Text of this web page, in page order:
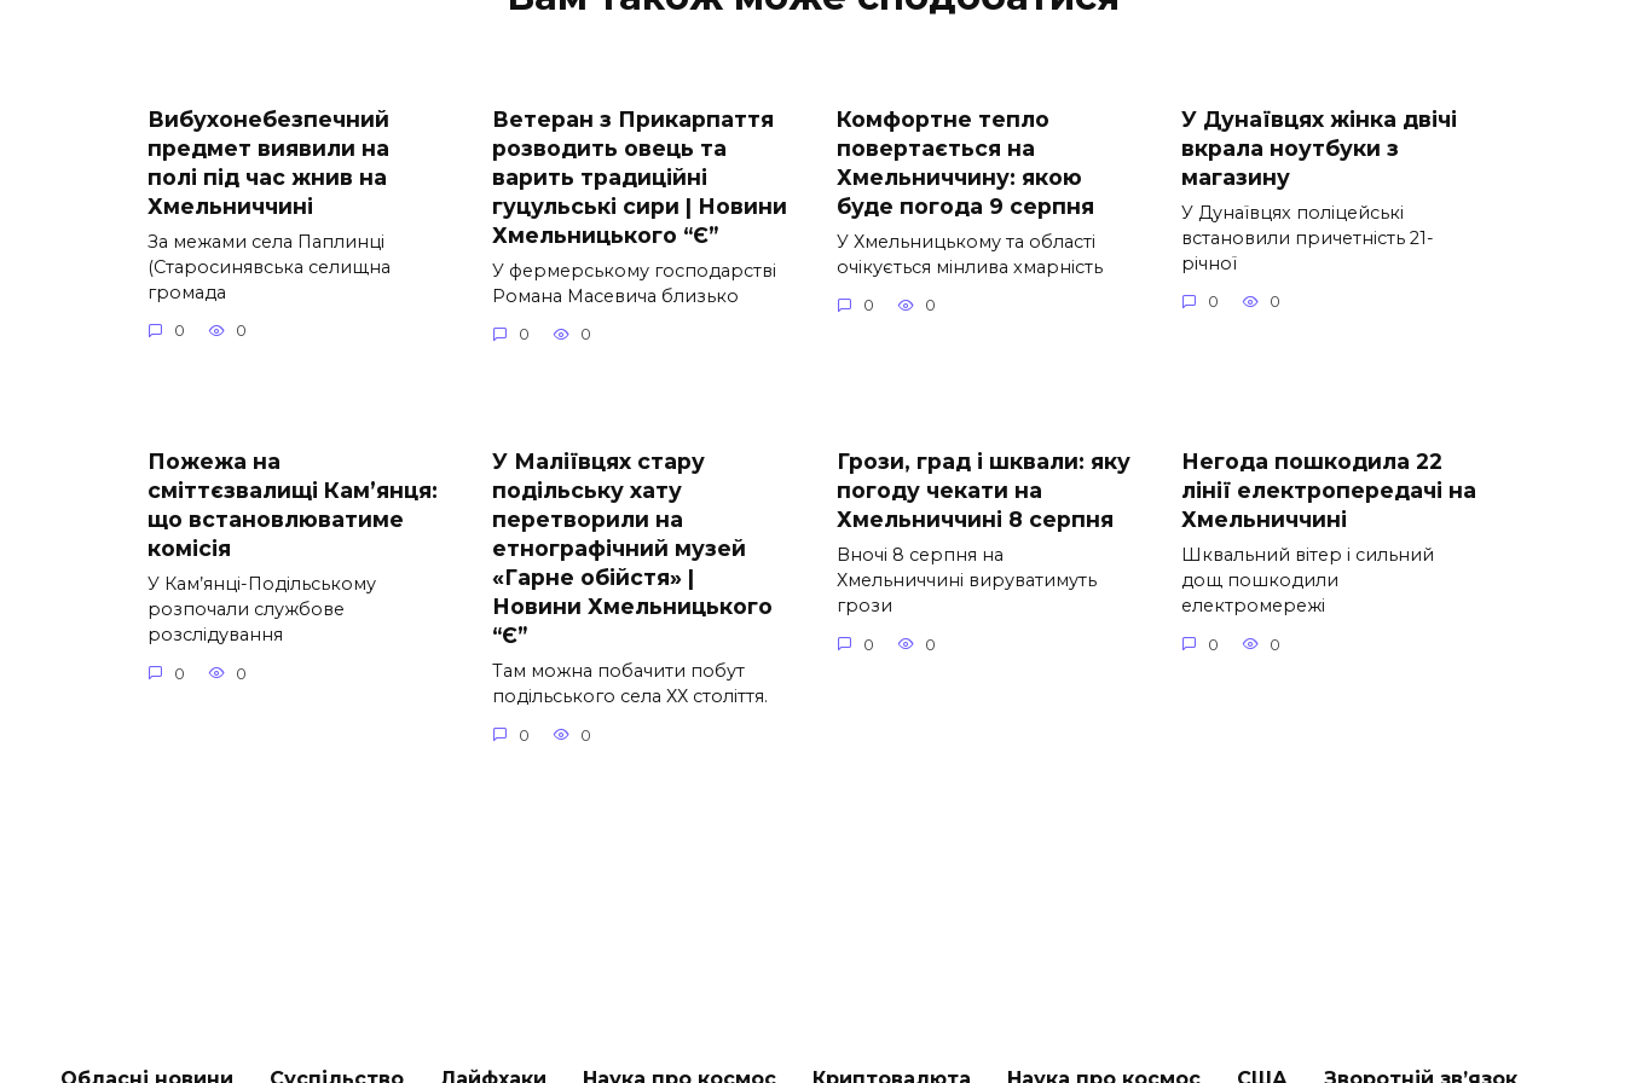
Вибухонебезпечний
предмет виявили на
полі під час жнив на
Хмельниччині
За межами села Паплинці
(Старосинявська селищна
громада
0 0
Ветеран з Прикарпаття
розводить овець та
варить традиційні
гуцульські сири | Новини
Хмельницького “Є”
У фермерському господарстві
Романа Масевича близько
0 0
Комфортне тепло
повертається на
Хмельниччину: якою
буде погода 9 серпня
У Хмельницькому та області
очікується мінлива хмарність
0 0
У Дунаївцях жінка двічі
вкрала ноутбуки з
магазину
У Дунаївцях поліцейські
встановили причетність 21-
річної
0 0
Пожежа на
сміттєзвалищі Кам’янця:
що встановлюватиме
комісія
У Кам’янці-Подільському
розпочали службове
розслідування
0 0
У Маліївцях стару
подільську хату
перетворили на
етнографічний музей
«Гарне обійстя» |
Новини Хмельницького
“Є”
Там можна побачити побут
подільського села ХХ століття.
0 0
Грози, град і шквали: яку
погоду чекати на
Хмельниччині 8 серпня
Вночі 8 серпня на
Хмельниччині вируватимуть
грози
0 0
Негода пошкодила 22
лінії електропередачі на
Хмельниччині
Шквальний вітер і сильний
дощ пошкодили
електромережі
0 0